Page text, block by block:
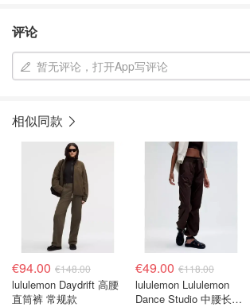
评论
暂无评论，打开App写评论
相似同款
€94.00 €148.00
lululemon Daydrift 高腰
直筒裤 常规款
€49.00 €118.00
lululemon Lululemon
Dance Studio 中腰长裤